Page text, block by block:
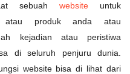
sebuah website untuk
atau produk anda atau
kejadian atau peristiwa
di seluruh penjuru dunia.
website bisa di lihat dari